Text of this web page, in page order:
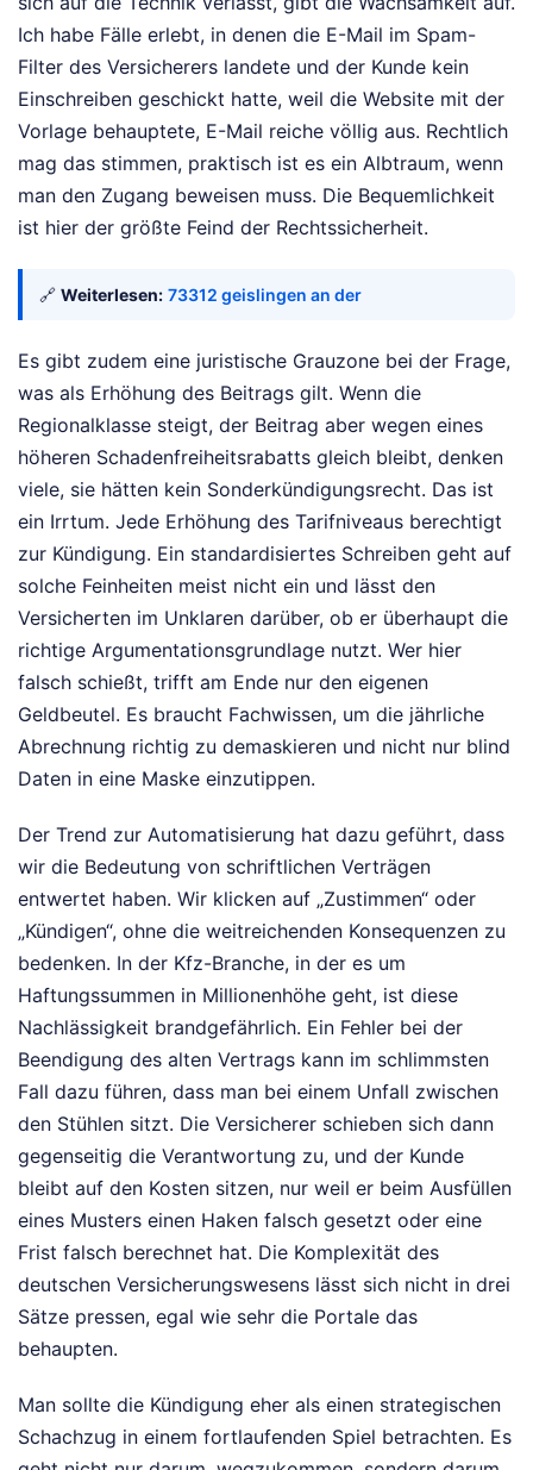
Ich habe Fälle erlebt, in denen die E-Mail im Spam-
Filter des Versicherers landete und der Kunde kein
Einschreiben geschickt hatte, weil die Website mit der
Vorlage behauptete, E-Mail reiche völlig aus. Rechtlich
mag das stimmen, praktisch ist es ein Albtraum, wenn
man den Zugang beweisen muss. Die Bequemlichkeit
ist hier der größte Feind der Rechtssicherheit.
🔗 Weiterlesen: 73312 geislingen an der
Es gibt zudem eine juristische Grauzone bei der Frage,
was als Erhöhung des Beitrags gilt. Wenn die
Regionalklasse steigt, der Beitrag aber wegen eines
höheren Schadenfreiheitsrabatts gleich bleibt, denken
viele, sie hätten kein Sonderkündigungsrecht. Das ist
ein Irrtum. Jede Erhöhung des Tarifniveaus berechtigt
zur Kündigung. Ein standardisiertes Schreiben geht auf
solche Feinheiten meist nicht ein und lässt den
Versicherten im Unklaren darüber, ob er überhaupt die
richtige Argumentationsgrundlage nutzt. Wer hier
falsch schießt, trifft am Ende nur den eigenen
Geldbeutel. Es braucht Fachwissen, um die jährliche
Abrechnung richtig zu demaskieren und nicht nur blind
Daten in eine Maske einzutippen.
Der Trend zur Automatisierung hat dazu geführt, dass
wir die Bedeutung von schriftlichen Verträgen
entwertet haben. Wir klicken auf „Zustimmen“ oder
„Kündigen“, ohne die weitreichenden Konsequenzen zu
bedenken. In der Kfz-Branche, in der es um
Haftungssummen in Millionenhöhe geht, ist diese
Nachlässigkeit brandgefährlich. Ein Fehler bei der
Beendigung des alten Vertrags kann im schlimmsten
Fall dazu führen, dass man bei einem Unfall zwischen
den Stühlen sitzt. Die Versicherer schieben sich dann
gegenseitig die Verantwortung zu, und der Kunde
bleibt auf den Kosten sitzen, nur weil er beim Ausfüllen
eines Musters einen Haken falsch gesetzt oder eine
Frist falsch berechnet hat. Die Komplexität des
deutschen Versicherungswesens lässt sich nicht in drei
Sätze pressen, egal wie sehr die Portale das
behaupten.
Man sollte die Kündigung eher als einen strategischen
Schachzug in einem fortlaufenden Spiel betrachten. Es